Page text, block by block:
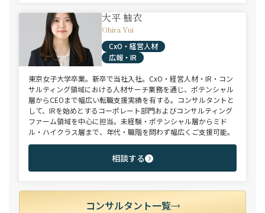
大平 柚衣
Ohira Yui
CxO・経営人材
広報・IR
東京女子大学卒業。新卒で当社入社。CxO・経営人材・IR・コン
サルティング領域における人材サーチ業務を通じ、ポテンシャル
層からCEOまで幅広い転職支援実績を有する。コンサルタントと
して、IRを始めとするコーポレート部門およびコンサルティング
ファーム領域を中心に担当。未経験・ポテンシャル層からミド
ル・ハイクラス層まで、年代・職階を問わず幅広くご支援可能。
相談する
コンサルタント一覧